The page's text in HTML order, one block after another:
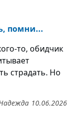
помни...
то, обидчик
страдать. Но
10.06.2026